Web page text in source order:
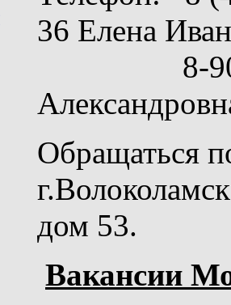
36 Елена
8-905-
Обращаться
дом 53.
Вакансии